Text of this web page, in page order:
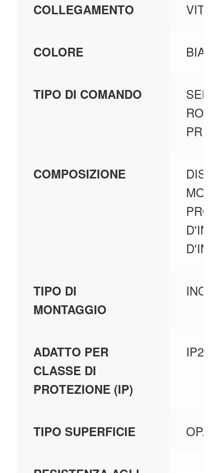
COLLEGAMENTO
VITE
COLORE
TIPO DI COMANDO
COMPOSIZIONE
TIPO DI
MONTAGGIO
ADATTO PER
CLASSE DI
PROTEZIONE (IP)
IP20
TIPO SUPERFICIE